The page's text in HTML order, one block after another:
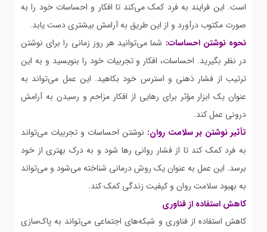
است. این فرایند به فرد کمک می‌کند تا افکار و احساسات خود را به
صورت مکتوب درآورد و از این طریق به آرامش بیشتری دست یابد.
نحوه نوشتن احساسات: شما می‌توانید هر روز زمانی را برای نوشتن
در نظر بگیرید. احساسات، افکار و تجربیات خود را بنویسید و به این
ترتیب از فشار ذهنی و استرس خود بکاهید. این عمل می‌تواند به
عنوان یک ابزار مؤثر برای رهایی از افکار مزاحم و رسیدن به آرامش
درونی عمل کند.
تأثیر نوشتن بر سلامت روان: نوشتن احساسات و تجربیات می‌تواند
به فرد کمک کند تا از فشار روانی رها شود و به درک بهتری از خود
برسد. این عمل به عنوان یک روش درمانی شناخته می‌شود و می‌تواند
به بهبود سلامت روان و کیفیت زندگی کمک کند.
کاهش استفاده از فناوری
کاهش استفاده از فناوری و شبکه‌های اجتماعی می‌تواند به پاک‌سازی